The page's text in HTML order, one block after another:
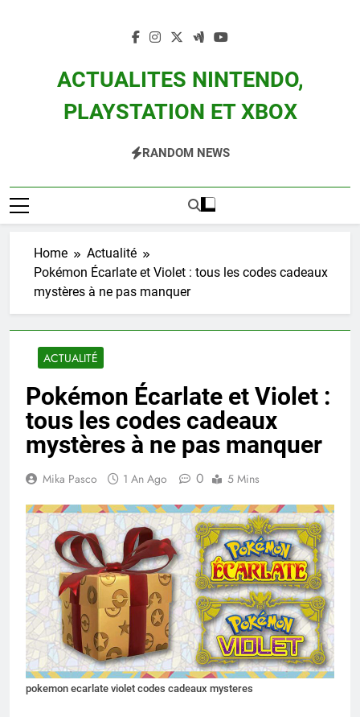
ACTUALITES NINTENDO,
PLAYSTATION ET XBOX
Zelda, Splatoon, Pokemon Entre Autres
RANDOM NEWS
Home
Actualité
Pokémon Écarlate et Violet : tous les codes cadeaux
mystères à ne pas manquer
ACTUALITÉ
Pokémon Écarlate et Violet :
tous les codes cadeaux
mystères à ne pas manquer
Mika Pasco 1 An Ago 0 5 Mins
pokemon ecarlate violet codes cadeaux mysteres